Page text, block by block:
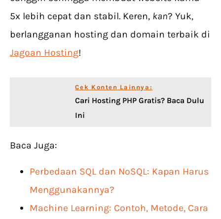
5x lebih cepat dan stabil. Keren, kan? Yuk,
berlangganan hosting dan domain terbaik di
Jagoan Hosting!
Cek Konten Lainnya:
Cari Hosting PHP Gratis? Baca Dulu
Ini
Baca Juga:
Perbedaan SQL dan NoSQL: Kapan Harus
Menggunakannya?
Machine Learning: Contoh, Metode, Cara